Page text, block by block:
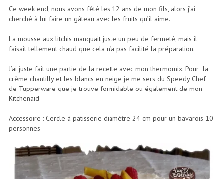
Ce week end, nous avons fêté les 12 ans de mon fils, alors j’ai
cherché à lui faire un gâteau avec les fruits qu’il aime.
La mousse aux litchis manquait juste un peu de fermeté, mais il
faisait tellement chaud que cela n’a pas facilité la préparation.
J’ai juste fait une partie de la recette avec mon thermomix. Pour la
crème chantilly et les blancs en neige je me sers du Speedy Chef
de Tupperware que je trouve formidable ou également de mon
Kitchenaid
Accessoire : Cercle à patisserie diamètre 24 cm pour un bavarois 10
personnes